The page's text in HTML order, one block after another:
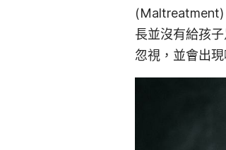
(Maltreatment)
長並沒有給孩
忽視，並會出